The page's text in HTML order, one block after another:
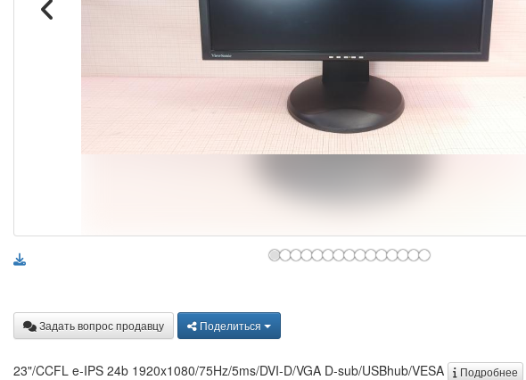
Задать вопрос продавцу Поделиться
23"/CCFL e-IPS 24b 1920x1080/75Hz/5ms/DVI-D/VGA D-sub/USBhub/VESA Подробнее